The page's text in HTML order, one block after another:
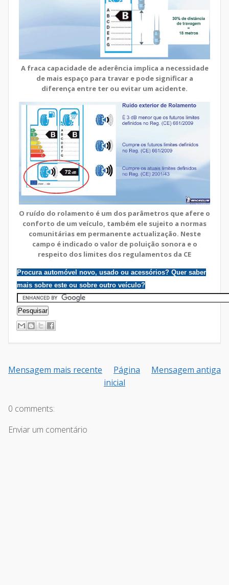
A fraca capacidade de aderência implica a necessidade
de mais espaço para travar e pode significar a
diferença entre ter ou evitar um acidente.
O ruído do rolamento é um dos parâmetros que afere o
conforto de um veículo, também ele sujeito a normas
comunitárias em permanente actualização. Neste
campo é indicado o valor de poluição sonora e o
respeito dos limites dos regulamentos da CE
Procura automóvel novo, usado ou acessórios? Quer saber
mais sobre este ou sobre outro veículo?
Mensagem mais recente Mensagem antiga
Página
inicial
0 comments:
Enviar um comentário